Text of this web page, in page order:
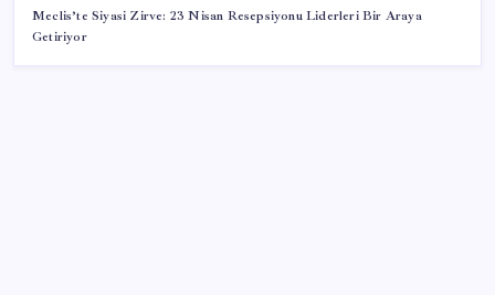
Meclis’te Siyasi Zirve: 23 Nisan Resepsiyonu Liderleri Bir Araya
Getiriyor